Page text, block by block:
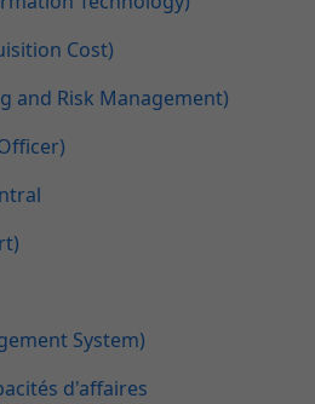
Cost)
and Risk Management)
System)
d'affaires